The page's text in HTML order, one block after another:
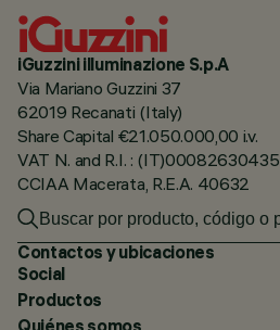
iGuzzini illuminazione S.p.A
Via Mariano Guzzini 37
62019 Recanati (Italy)
Share Capital €21.050.000,00 i.v.
VAT N. and R.I. : (IT)00082630435
CCIAA Macerata, R.E.A. 40632
Contactos y ubicaciones
Social
Productos